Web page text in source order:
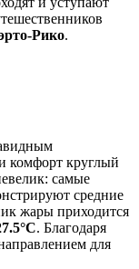
Рико.
комфорт круглый
самые
средние
жары приходится
. Благодаря
для